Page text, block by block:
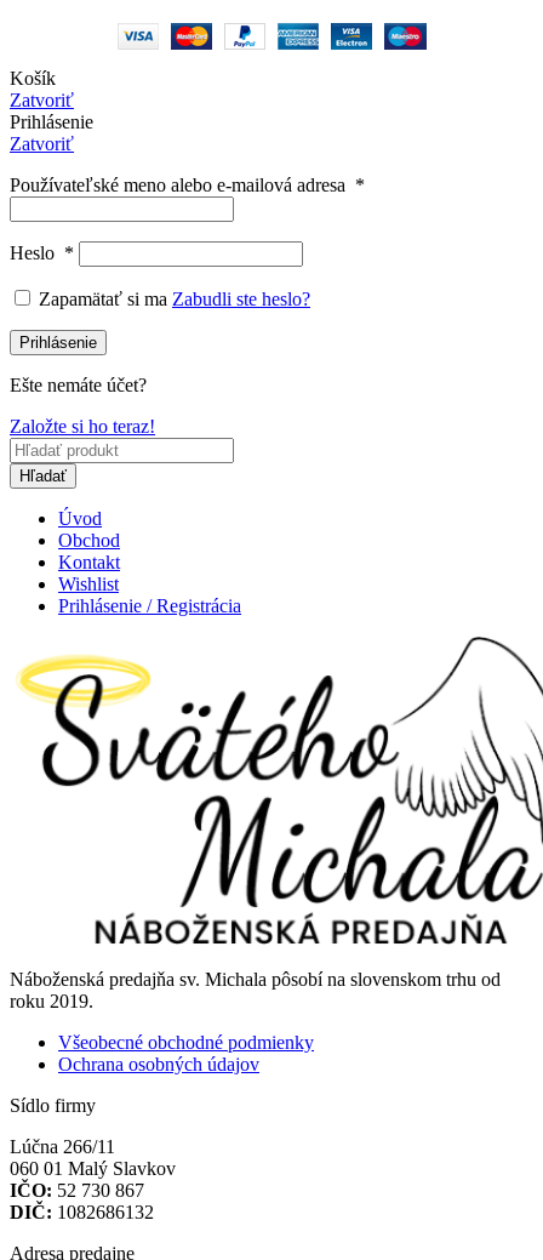
Košík
Zatvoriť
Prihlásenie
Zatvoriť
Používateľské meno alebo e-mailová adresa *
Heslo *
Zapamätať si ma Zabudli ste heslo?
Prihlásenie
Ešte nemáte účet?
Založte si ho teraz!
Hľadať
Úvod
Obchod
Kontakt
Wishlist
Prihlásenie / Registrácia
Náboženská predajňa sv. Michala pôsobí na slovenskom trhu od
roku 2019.
Všeobecné obchodné podmienky
Ochrana osobných údajov
Sídlo firmy
Lúčna 266/11
060 01 Malý Slavkov
IČO: 52 730 867
DIČ: 1082686132
Adresa predajne